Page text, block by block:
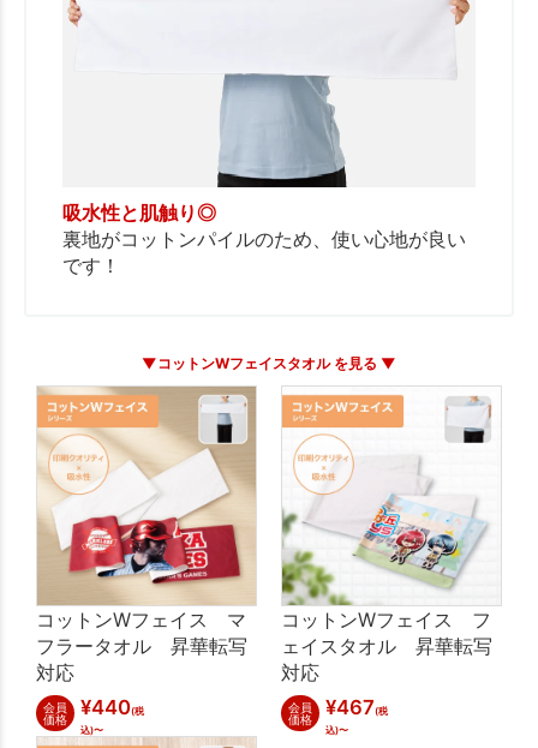
吸水性と肌触り◎
裏地がコットンパイルのため、使い心地が良い
です！
▼コットンWフェイスタオル を見る ▼
コットンWフェイス マ
フラータオル 昇華転写
対応
会員
価格
¥440(税
込)〜
コットンWフェイス フ
ェイスタオル 昇華転写
対応
会員
価格
¥467(税
込)〜